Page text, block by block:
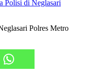
Polisi di Neglasari
Polres Metro